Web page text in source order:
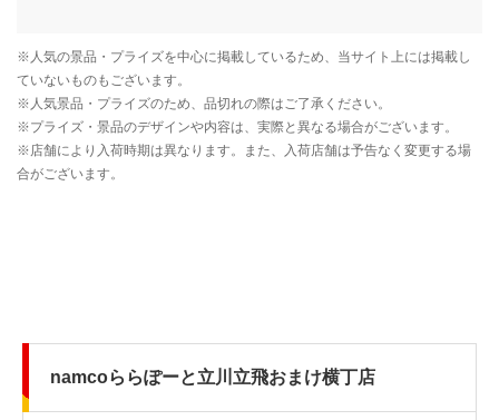
namcoららぽーと立川立飛おまけ横丁店